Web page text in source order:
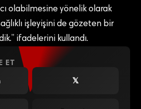
olabilmesine yönelik olarak
işleyişini de gözeten bir
ifadelerini kullandı.
ET
𝕏